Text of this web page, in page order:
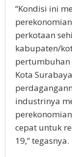
“Kondisi ini
perkotaan
kabupaten/
pertumbuhan
Kota
industrinya
cepat untuk
19,” tegasnya.